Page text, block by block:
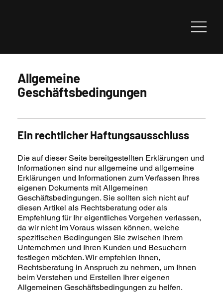
Allgemeine
Geschäftsbedingungen
Ein rechtlicher Haftungsausschluss
Die auf dieser Seite bereitgestellten Erklärungen und
Informationen sind nur allgemeine und allgemeine
Erklärungen und Informationen zum Verfassen Ihres
eigenen Dokuments mit Allgemeinen
Geschäftsbedingungen. Sie sollten sich nicht auf
diesen Artikel als Rechtsberatung oder als
Empfehlung für Ihr eigentliches Vorgehen verlassen,
da wir nicht im Voraus wissen können, welche
spezifischen Bedingungen Sie zwischen Ihrem
Unternehmen und Ihren Kunden und Besuchern
festlegen möchten. Wir empfehlen Ihnen,
Rechtsberatung in Anspruch zu nehmen, um Ihnen
beim Verstehen und Erstellen Ihrer eigenen
Allgemeinen Geschäftsbedingungen zu helfen.